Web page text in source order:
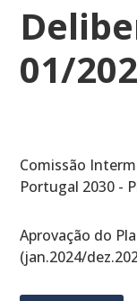
01/
Comissão
Portugal 2030 -
Aprovação do
(jan.2024/